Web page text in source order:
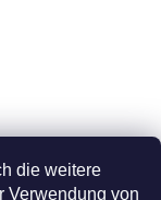
die weitere
Verwendung von